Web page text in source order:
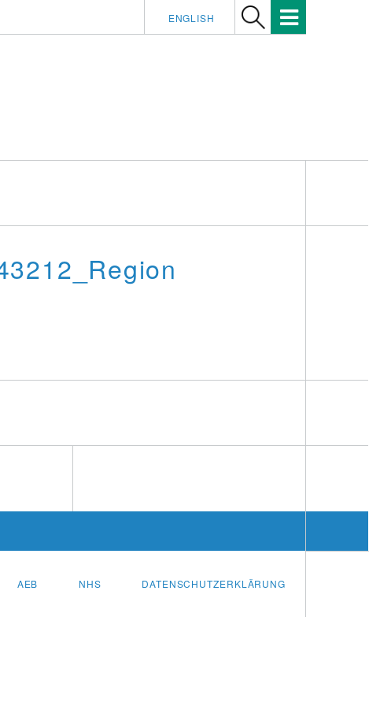
ENGLISH
AEB NHS DATENSCHUTZERKLÄRUNG